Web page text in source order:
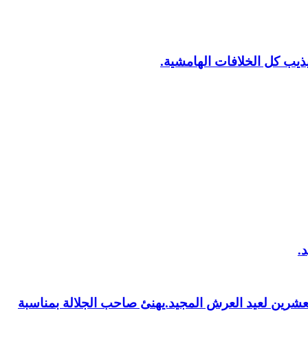
كل الخلافات الهامشية.
لعيد العرش المجيد.يهنئ صاحب الجلالة بمناسبة